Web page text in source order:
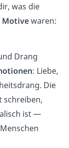
was die
Motivewaren:
Drang
: Liebe,
Die
schreiben,
ist —